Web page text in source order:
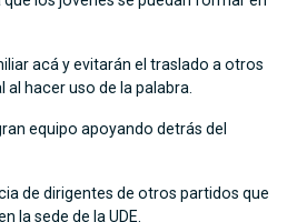
acá y evitarán el traslado a otros
al hacer uso de la palabra.
equipo apoyando detrás del
de dirigentes de otros partidos que
la sede de la UDE.